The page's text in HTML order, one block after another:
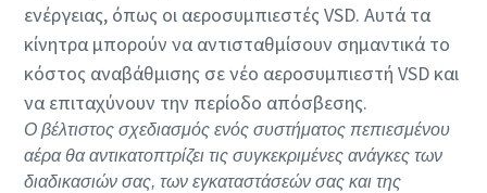
ενέργειας, όπως οι αεροσυμπιεστές VSD. Αυτά τα
κίνητρα μπορούν να αντισταθμίσουν σημαντικά το
κόστος αναβάθμισης σε νέο αεροσυμπιεστή VSD και
να επιταχύνουν την περίοδο απόσβεσης.
Ο βέλτιστος σχεδιασμός ενός συστήματος πεπιεσμένου
αέρα θα αντικατοπτρίζει τις συγκεκριμένες ανάγκες των
διαδικασιών σας, των εγκαταστάσεών σας και της